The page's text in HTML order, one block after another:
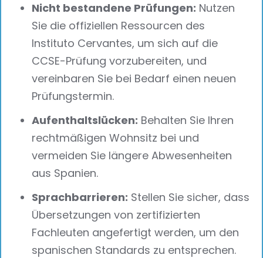
Nicht bestandene Prüfungen: Nutzen
Sie die offiziellen Ressourcen des
Instituto Cervantes, um sich auf die
CCSE-Prüfung vorzubereiten, und
vereinbaren Sie bei Bedarf einen neuen
Prüfungstermin.
Aufenthaltslücken: Behalten Sie Ihren
rechtmäßigen Wohnsitz bei und
vermeiden Sie längere Abwesenheiten
aus Spanien.
Sprachbarrieren: Stellen Sie sicher, dass
Übersetzungen von zertifizierten
Fachleuten angefertigt werden, um den
spanischen Standards zu entsprechen.